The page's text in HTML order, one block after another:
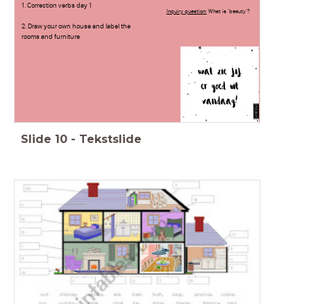
1. Correction verbs day 1
2. Draw your own house and label the
rooms and furniture
Inquiry question:What is 'beauty'?
Slide 10 - Tekstslide